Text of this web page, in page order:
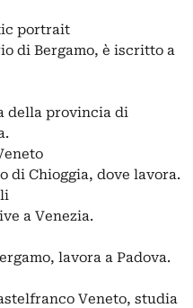
portrait
di Bergamo, è iscritto a
della provincia di
di Chioggia, dove lavora.
a Venezia.
lavora a Padova.
Veneto, studia